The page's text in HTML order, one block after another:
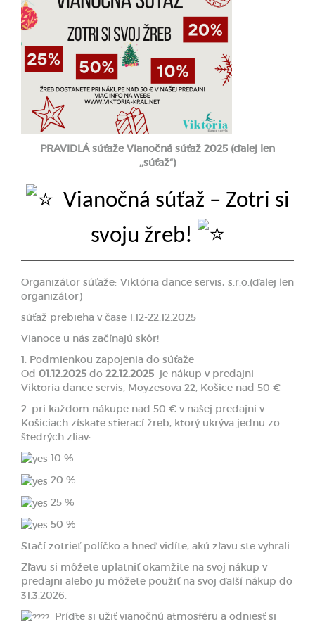
PRAVIDLÁ súťažeVianočná súťaž 2025 (ďalej len
,,súťaž“)
Vianočná súťaž – Zotri si
svoju žreb!
Organizátor súťaže: Viktória dance servis, s.r.o.(ďalej len
organizátor)
súťaž prebieha v čase 1.12-22.12.2025
Vianoce u nás začínajú skôr!
1. Podmienkou zapojenia do súťaže
Od 01.12.2025 do 22.12.2025 je nákup v predajni
Viktoria dance servis, Moyzesova 22, Košice nad 50 €
2. pri každom nákupe nad 50 € v našej predajni v
Košiciach získate stierací žreb, ktorý ukrýva jednu zo
štedrých zliav:
10 %
20 %
25 %
50 %
Stačí zotrieť políčko a hneď vidíte, akú zľavu ste vyhrali.
Zľavu si môžete uplatniť okamžite na svoj nákup v
predajni alebo ju môžete použiť na svoj ďalší nákup do
31.3.2026.
Príďte si užiť vianočnú atmosféru a odniesť si